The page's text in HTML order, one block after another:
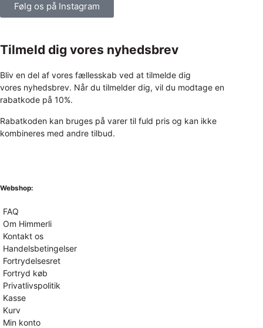
Følg os på Instagram
Tilmeld dig vores nyhedsbrev
Bliv en del af vores fællesskab ved at tilmelde dig
vores nyhedsbrev. Når du tilmelder dig, vil du modtage en
rabatkode på 10%.
Rabatkoden kan bruges på varer til fuld pris og kan ikke
kombineres med andre tilbud.
Webshop:
FAQ
Om Himmerli
Kontakt os
Handelsbetingelser
Fortrydelsesret
Fortryd køb
Privatlivspolitik
Kasse
Kurv
Min konto